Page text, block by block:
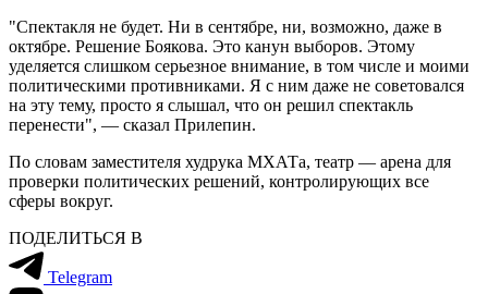
"Спектакля не будет. Ни в сентябре, ни, возможно, даже в
октябре. Решение Боякова. Это канун выборов. Этому
уделяется слишком серьезное внимание, в том числе и моими
политическими противниками. Я с ним даже не советовался
на эту тему, просто я слышал, что он решил спектакль
перенести", — сказал Прилепин.
По словам заместителя худрука МХАТа, театр — арена для
проверки политических решений, контролирующих все
сферы вокруг.
ПОДЕЛИТЬСЯ В
Telegram